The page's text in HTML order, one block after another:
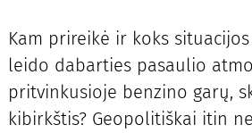
Kam prireikė ir koks
leido dabarties pasaulio
pritvinkusioje benzino garų,
kibirkštis? Geopolitiškai itin